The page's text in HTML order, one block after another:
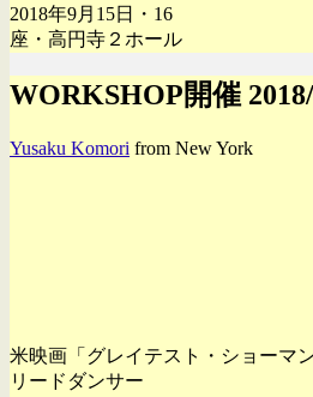
2018年9月15日・16
座・高円寺２ホール
WORKSHOP開催
Yusaku Komori from New York
米映画「グレイテスト・ショーマ
リードダンサー